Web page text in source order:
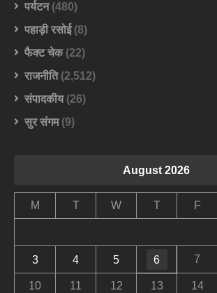
पर्यटन(480)
पहाड़ी रसोई(8)
फैक्ट चेक(22)
राजनीति(2,512)
संपादकीय(26)
सुर संगम(9)
August 2026
M T W T F
3 4 5 6 7
10 11 12 13 14